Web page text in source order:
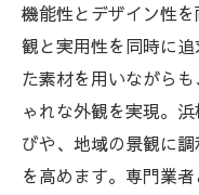
機能性とデザイン性
観と実用性を同時に
た素材を用いながら
ゃれな外観を実現。
びや、地域の景観に
を高めます。専門業